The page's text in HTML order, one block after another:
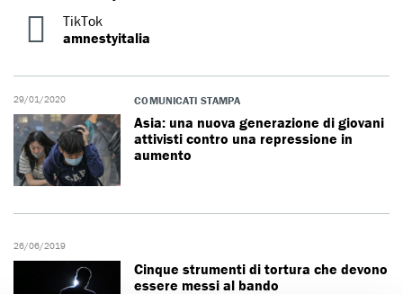
TikTok
amnestyitalia
29/01/2020 COMUNICATI STAMPA
Asia: una nuova generazione di giovani
attivisti contro una repressione in
aumento
26/06/2019
Cinque strumenti di tortura che devono
essere messi al bando